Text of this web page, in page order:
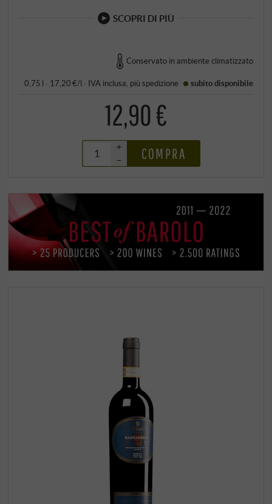
SCOPRI DI PIÙ
Conservato in ambiente climatizzato
0,75 l · 17,20 €/l · IVA inclusa , piùspedizione subito disponibile
12,90 €
+
–
COMPRA